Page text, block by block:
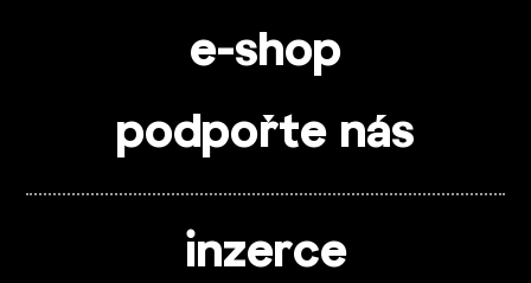
e-shop
podpořte nás
inzerce